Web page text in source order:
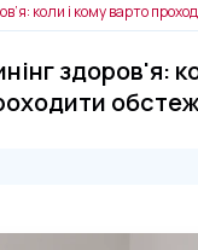
коли і кому варто
здоров'я: